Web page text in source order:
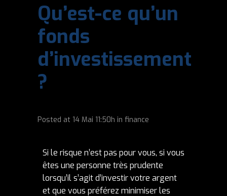
Qu’est-ce qu’un
fonds
d’investissement
?
Posted at 14 Mai 11:50h in finance
Si le risque n’est pas pour vous, si vous
êtes une personne très prudente
lorsqu’il s’agit d’investir votre argent
et que vous préférez minimiser les